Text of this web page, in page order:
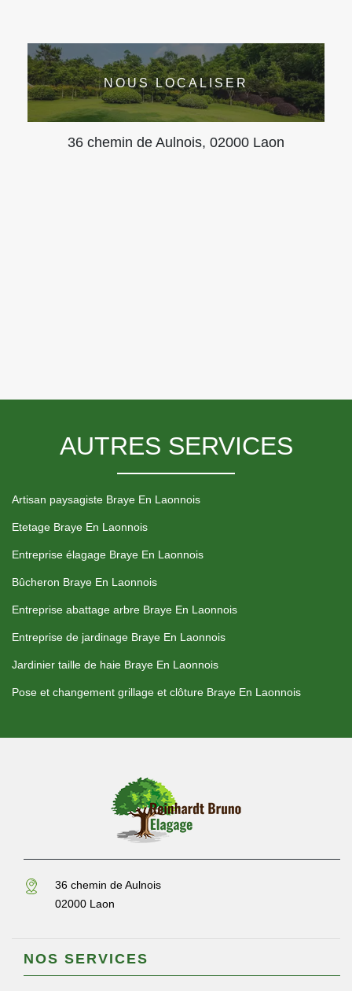
NOUS LOCALISER
36 chemin de Aulnois, 02000 Laon
AUTRES SERVICES
Artisan paysagiste Braye En Laonnois
Etetage Braye En Laonnois
Entreprise élagage Braye En Laonnois
Bûcheron Braye En Laonnois
Entreprise abattage arbre Braye En Laonnois
Entreprise de jardinage Braye En Laonnois
Jardinier taille de haie Braye En Laonnois
Pose et changement grillage et clôture Braye En Laonnois
36 chemin de Aulnois
02000 Laon
NOS SERVICES